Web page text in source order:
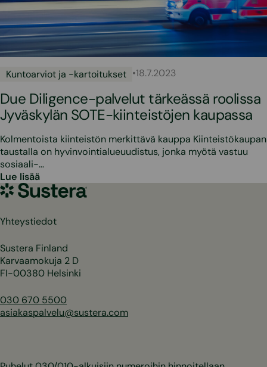
Kuntoarviot ja -kartoitukset •18.7.2023
Due Diligence-palvelut tärkeässä roolissa
Jyväskylän SOTE-kiinteistöjen kaupassa
Kolmentoista kiinteistön merkittävä kauppa Kiinteistökaupan
taustalla on hyvinvointialueuudistus, jonka myötä vastuu
sosiaali-…
Lue lisää
Sustera
Yhteystiedot
Sustera Finland
Karvaamokuja 2 D
FI-00380 Helsinki
030 670 5500
asiakaspalvelu@sustera.com